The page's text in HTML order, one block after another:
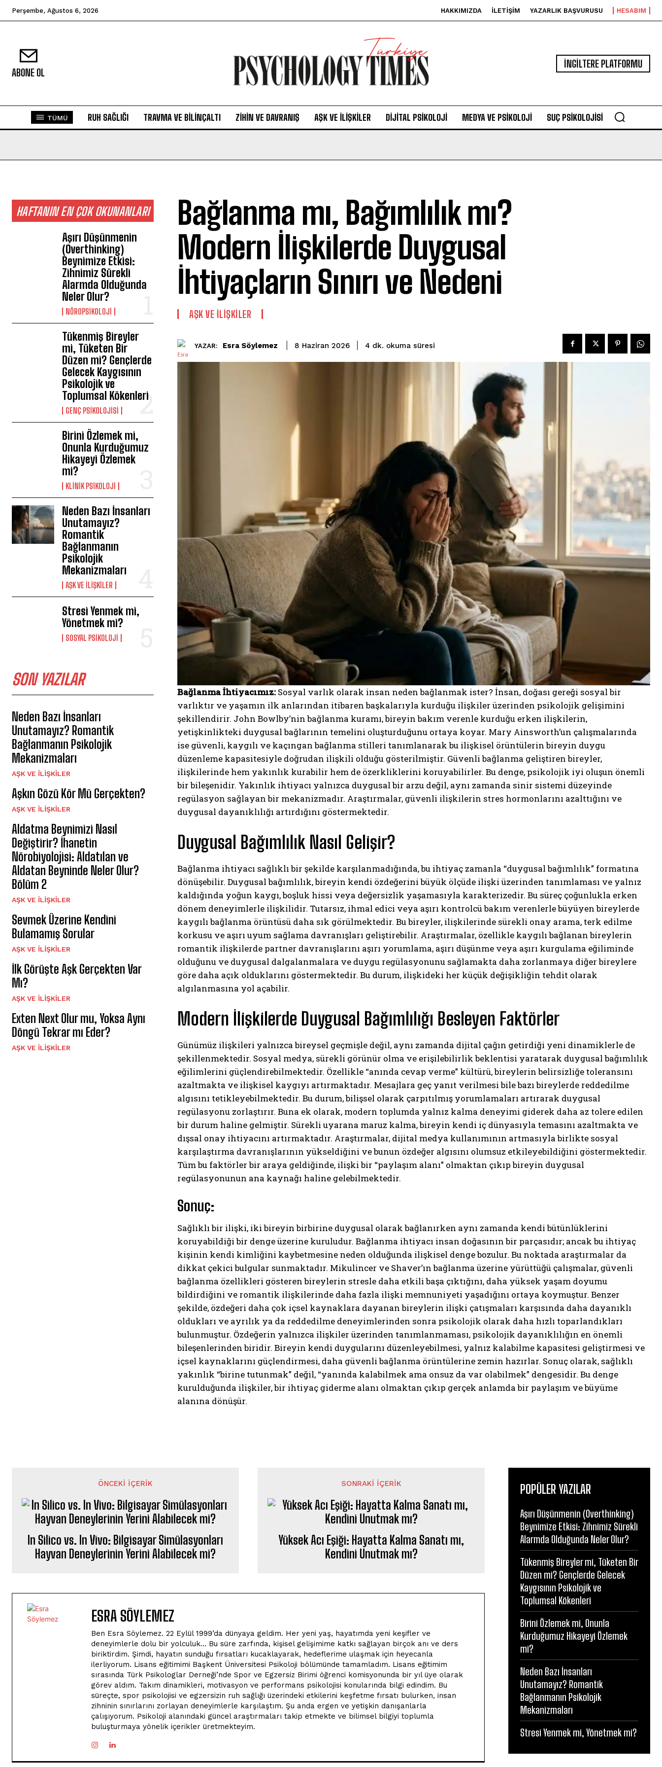
Gizlilik politikasını okudum, onaylıyorum.
Perşembe, Ağustos 6, 2026 HAKKIMIZDA İLETIŞIM YAZARLIK BAŞVURUSU HESABIM
ABONE OL
İNGİLTERE PLATFORMU
TÜMÜ RUH SAĞLIĞI TRAVMA VE BILINÇALTI ZIHIN VE DAVRANIŞ AŞK VE İLIŞKILER DIJITAL PSIKOLOJI MEDYA VE PSIKOLOJI SUÇ PSIKOLOJISI
HAFTANIN EN ÇOK OKUNANLARI
Aşırı Düşünmenin
(Overthinking)
Beynimize Etkisi:
Zihnimiz Sürekli
Alarmda Olduğunda
Neler Olur?
NÖROPSIKOLOJI
Tükenmiş Bireyler
mi, Tüketen Bir
Düzen mi? Gençlerde
Gelecek Kaygısının
Psikolojik ve
Toplumsal Kökenleri
GENÇ PSIKOLOJISI
Birini Özlemek mi,
Onunla Kurduğumuz
Hikayeyi Özlemek
mi?
KLINIK PSIKOLOJI
Neden Bazı İnsanları
Unutamayız?
Romantik
Bağlanmanın
Psikolojik
Mekanizmaları
AŞK VE İLIŞKILER
Stresi Yenmek mi,
Yönetmek mi?
SOSYAL PSIKOLOJI
SON YAZILAR
Neden Bazı İnsanları
Unutamayız? Romantik
Bağlanmanın Psikolojik
Mekanizmaları
AŞK VE İLIŞKILER
Aşkın Gözü Kör Mü Gerçekten?
AŞK VE İLIŞKILER
Aldatma Beynimizi Nasıl
Değiştirir? İhanetin
Nörobiyolojisi: Aldatılan ve
Aldatan Beyninde Neler Olur?
Bölüm 2
AŞK VE İLIŞKILER
Sevmek Üzerine Kendini
Bulamamış Sorular
AŞK VE İLIŞKILER
İlk Görüşte Aşk Gerçekten Var
Mı?
AŞK VE İLIŞKILER
Exten Next Olur mu, Yoksa Aynı
Döngü Tekrar mı Eder?
AŞK VE İLIŞKILER
Bağlanma mı, Bağımlılık mı?
Modern İlişkilerde Duygusal
İhtiyaçların Sınırı ve Nedeni
AŞK VE İLIŞKILER
YAZAR: Esra Söylemez 8 Haziran 2026 4 dk. okuma süresi
Bağlanma İhtiyacımız: Sosyal varlık olarak insan neden bağlanmak ister? İnsan, doğası gereği sosyal bir
varlıktır ve yaşamın ilk anlarından itibaren başkalarıyla kurduğu ilişkiler üzerinden psikolojik gelişimini
şekillendirir. John Bowlby’nin bağlanma kuramı, bireyin bakım verenle kurduğu erken ilişkilerin,
yetişkinlikteki duygusal bağlarının temelini oluşturduğunu ortaya koyar. Mary Ainsworth’un çalışmalarında
ise güvenli, kaygılı ve kaçıngan bağlanma stilleri tanımlanarak bu ilişkisel örüntülerin bireyin duygu
düzenleme kapasitesiyle doğrudan ilişkili olduğu gösterilmiştir. Güvenli bağlanma geliştiren bireyler,
ilişkilerinde hem yakınlık kurabilir hem de özerkliklerini koruyabilirler. Bu denge, psikolojik iyi oluşun önemli
bir bileşenidir. Yakınlık ihtiyacı yalnızca duygusal bir arzu değil, aynı zamanda sinir sistemi düzeyinde
regülasyon sağlayan bir mekanizmadır. Araştırmalar, güvenli ilişkilerin stres hormonlarını azalttığını ve
duygusal dayanıklılığı artırdığını göstermektedir.
Duygusal Bağımlılık Nasıl Gelişir?
Bağlanma ihtiyacı sağlıklı bir şekilde karşılanmadığında, bu ihtiyaç zamanla “duygusal bağımlılık” formatına
dönüşebilir. Duygusal bağımlılık, bireyin kendi özdeğerini büyük ölçüde ilişki üzerinden tanımlaması ve yalnız
kaldığında yoğun kaygı, boşluk hissi veya değersizlik yaşamasıyla karakterizedir. Bu süreç çoğunlukla erken
dönem deneyimlerle ilişkilidir. Tutarsız, ihmal edici veya aşırı kontrolcü bakım verenlerle büyüyen bireylerde
kaygılı bağlanma örüntüsü daha sık görülmektedir. Bu bireyler, ilişkilerinde sürekli onay arama, terk edilme
korkusu ve aşırı uyum sağlama davranışları geliştirebilir. Araştırmalar, özellikle kaygılı bağlanan bireylerin
romantik ilişkilerde partner davranışlarını aşırı yorumlama, aşırı düşünme veya aşırı kurgulama eğiliminde
olduğunu ve duygusal dalgalanmalara ve duygu regülasyonunu sağlamakta daha zorlanmaya diğer bireylere
göre daha açık olduklarını göstermektedir. Bu durum, ilişkideki her küçük değişikliğin tehdit olarak
algılanmasına yol açabilir.
Modern İlişkilerde Duygusal Bağımlılığı Besleyen Faktörler
Günümüz ilişkileri yalnızca bireysel geçmişle değil, aynı zamanda dijital çağın getirdiği yeni dinamiklerle de
şekillenmektedir. Sosyal medya, sürekli görünür olma ve erişilebilirlik beklentisi yaratarak duygusal bağımlılık
eğilimlerini güçlendirebilmektedir. Özellikle “anında cevap verme” kültürü, bireylerin belirsizliğe toleransını
azaltmakta ve ilişkisel kaygıyı artırmaktadır. Mesajlara geç yanıt verilmesi bile bazı bireylerde reddedilme
algısını tetikleyebilmektedir. Bu durum, bilişsel olarak çarpıtılmış yorumlamaları artırarak duygusal
regülasyonu zorlaştırır. Buna ek olarak, modern toplumda yalnız kalma deneyimi giderek daha az tolere edilen
bir durum haline gelmiştir. Sürekli uyarana maruz kalma, bireyin kendi iç dünyasıyla temasını azaltmakta ve
dışsal onay ihtiyacını artırmaktadır. Araştırmalar, dijital medya kullanımının artmasıyla birlikte sosyal
karşılaştırma davranışlarının yükseldiğini ve bunun özdeğer algısını olumsuz etkileyebildiğini göstermektedir.
Tüm bu faktörler bir araya geldiğinde, ilişki bir “paylaşım alanı” olmaktan çıkıp bireyin duygusal
regülasyonunun ana kaynağı haline gelebilmektedir.
Sonuç:
Sağlıklı bir ilişki, iki bireyin birbirine duygusal olarak bağlanırken aynı zamanda kendi bütünlüklerini
koruyabildiği bir denge üzerine kuruludur. Bağlanma ihtiyacı insan doğasının bir parçasıdır; ancak bu ihtiyaç
kişinin kendi kimliğini kaybetmesine neden olduğunda ilişkisel denge bozulur. Bu noktada araştırmalar da
dikkat çekici bulgular sunmaktadır. Mikulincer ve Shaver’ın bağlanma üzerine yürüttüğü çalışmalar, güvenli
bağlanma özellikleri gösteren bireylerin stresle daha etkili başa çıktığını, daha yüksek yaşam doyumu
bildirdiğini ve romantik ilişkilerinde daha fazla ilişki memnuniyeti yaşadığını ortaya koymuştur. Benzer
şekilde, özdeğeri daha çok içsel kaynaklara dayanan bireylerin ilişki çatışmaları karşısında daha dayanıklı
oldukları ve ayrılık ya da reddedilme deneyimlerinden sonra psikolojik olarak daha hızlı toparlandıkları
bulunmuştur. Özdeğerin yalnızca ilişkiler üzerinden tanımlanmaması, psikolojik dayanıklılığın en önemli
bileşenlerinden biridir. Bireyin kendi duygularını düzenleyebilmesi, yalnız kalabilme kapasitesi geliştirmesi ve
içsel kaynaklarını güçlendirmesi, daha güvenli bağlanma örüntülerine zemin hazırlar. Sonuç olarak, sağlıklı
yakınlık “birine tutunmak” değil, “yanında kalabilmek ama onsuz da var olabilmek” dengesidir. Bu denge
kurulduğunda ilişkiler, bir ihtiyaç giderme alanı olmaktan çıkıp gerçek anlamda bir paylaşım ve büyüme
alanına dönüşür.
ÖNCEKI İÇERIK
In Silico vs. In Vivo: Bilgisayar Simülasyonları
Hayvan Deneylerinin Yerini Alabilecek mi?
SONRAKI İÇERIK
Yüksek Acı Eşiği: Hayatta Kalma Sanatı mı,
Kendini Unutmak mı?
ESRA SÖYLEMEZ
Ben Esra Söylemez. 22 Eylül 1999’da dünyaya geldim. Her yeni yaş, hayatımda yeni keşifler ve
deneyimlerle dolu bir yolculuk… Bu süre zarfında, kişisel gelişimime katkı sağlayan birçok anı ve ders
biriktirdim. Şimdi, hayatın sunduğu fırsatları kucaklayarak, hedeflerime ulaşmak için heyecanla
ilerliyorum. Lisans eğitimimi Başkent Üniversitesi Psikoloji bölümünde tamamladım. Lisans eğitimim
sırasında Türk Psikologlar Derneği’nde Spor ve Egzersiz Birimi öğrenci komisyonunda bir yıl üye olarak
görev aldım. Takım dinamikleri, motivasyon ve performans psikolojisi konularında bilgi edindim. Bu
süreçte, spor psikolojisi ve egzersizin ruh sağlığı üzerindeki etkilerini keşfetme fırsatı bulurken, insan
zihninin sınırlarını zorlayan deneyimlerle karşılaştım. Şu anda ergen ve yetişkin danışanlarla
çalışıyorum. Psikoloji alanındaki güncel araştırmaları takip etmekte ve bilimsel bilgiyi toplumla
buluşturmaya yönelik içerikler üretmekteyim.
POPÜLER YAZILAR
Aşırı Düşünmenin (Overthinking)
Beynimize Etkisi: Zihnimiz Sürekli
Alarmda Olduğunda Neler Olur?
Tükenmiş Bireyler mi, Tüketen Bir
Düzen mi? Gençlerde Gelecek
Kaygısının Psikolojik ve
Toplumsal Kökenleri
Birini Özlemek mi, Onunla
Kurduğumuz Hikayeyi Özlemek
mi?
Neden Bazı İnsanları
Unutamayız? Romantik
Bağlanmanın Psikolojik
Mekanizmaları
Stresi Yenmek mi, Yönetmek mi?